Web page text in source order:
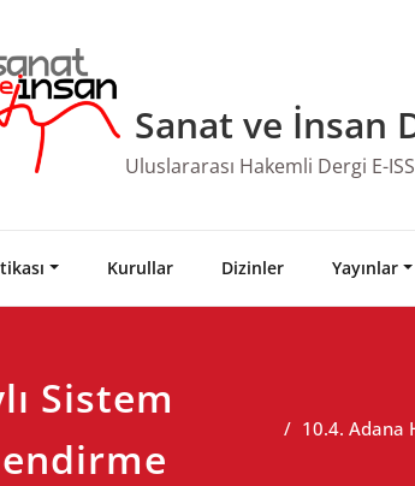
Sanat ve İnsan
Uluslararası Hakemli Dergi E-
Kurullar Dizinler Yayınlar
Sistem
10.4. Adana